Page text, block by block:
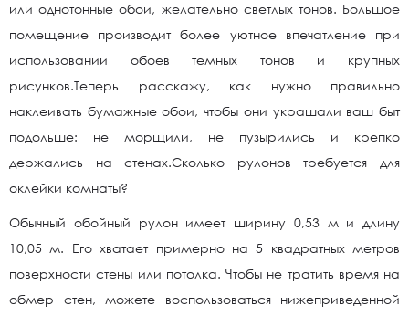
или однотонные обои, желательно светлых тонов. Большое
помещение производит более уютное впечатление при
использовании обоев темных тонов и крупных
рисунков.Теперь расскажу, как нужно правильно
наклеивать бумажные обои, чтобы они украшали ваш быт
подольше: не морщили, не пузырились и крепко
держались на стенах.Сколько рулонов требуется для
оклейки комнаты?
Обычный обойный рулон имеет ширину 0,53 м и длину
10,05 м. Его хватает примерно на 5 квадратных метров
поверхности стены или потолка. Чтобы не тратить время на
обмер стен, можете воспользоваться нижеприведенной